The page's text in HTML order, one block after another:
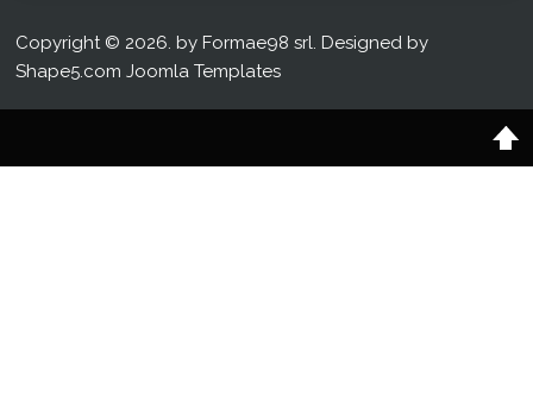
Copyright © 2026. by Formae98 srl. Designed by
Shape5.comJoomla Templates